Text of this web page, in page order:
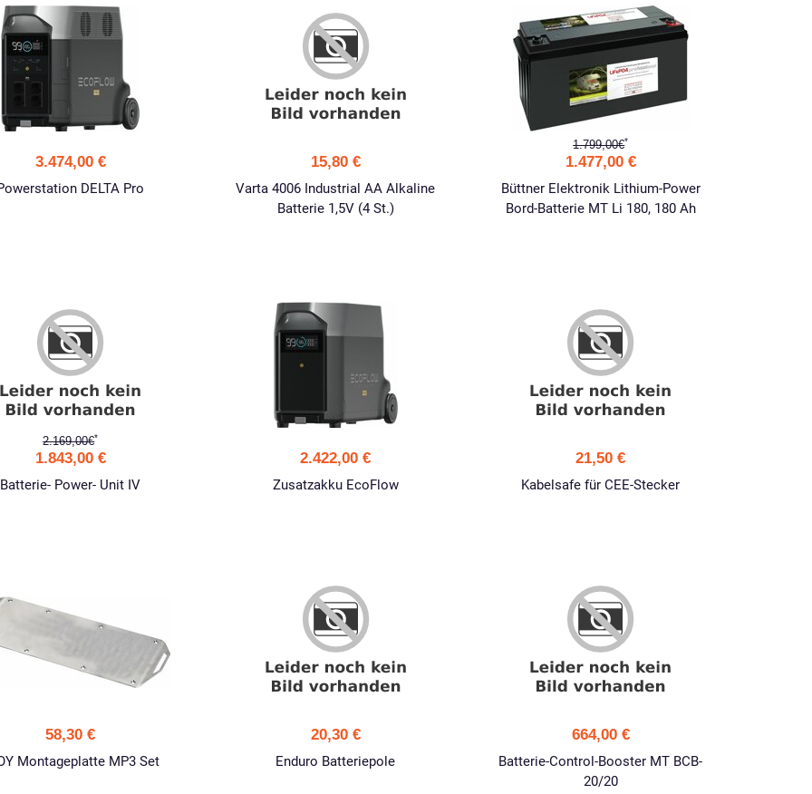
3.474,00 €
DELTA Pro
15,80 €
Varta 4006 Industrial AA Alkaline
Batterie 1,5V (4 St.)
1.799,00€*
1.477,00 €
Büttner Elektronik Lithium-Power
Bord-Batterie MT Li 180, 180 Ah
2.169,00€*
1.843,00 €
Batterie- Power- Unit IV
2.422,00 €
Zusatzakku EcoFlow
21,50 €
Kabelsafe für CEE-Stecker
58,30 €
Montageplatte MP3 Set
20,30 €
Enduro Batteriepole
664,00 €
Batterie-Control-Booster MT BCB-
20/20